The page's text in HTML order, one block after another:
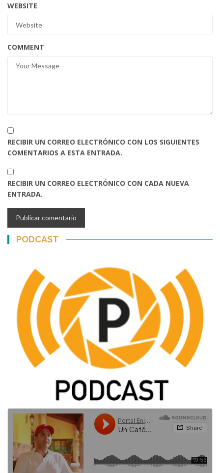
WEBSITE
COMMENT
RECIBIR UN CORREO ELECTRÓNICO CON LOS SIGUIENTES
COMENTARIOS A ESTA ENTRADA.
RECIBIR UN CORREO ELECTRÓNICO CON CADA NUEVA
ENTRADA.
PODCAST